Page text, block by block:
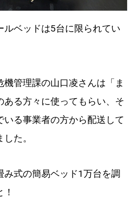
ルベッドは5台に限られてい
機管理課の山口凌さんは「ま
ある方々に使ってもらい、そ
いる事業者の方から配送して
た。
み式の簡易ベッド1万台を調